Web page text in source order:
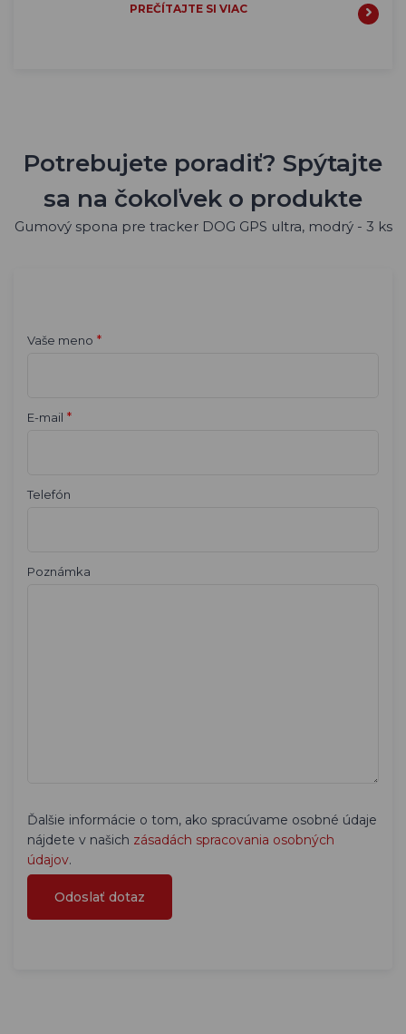
PREČÍTAJTE SI VIAC
Potrebujete poradiť? Spýtajte
sa na čokoľvek o produkte
Gumový spona pre tracker DOG GPS ultra, modrý - 3 ks
Vaše meno *
E-mail *
Telefón
Poznámka
Ďalšie informácie o tom, ako spracúvame osobné údaje
nájdete v našich zásadách spracovania osobných
údajov.